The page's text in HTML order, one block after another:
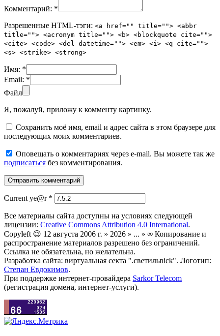
Комментарий: *
Разрешенные HTML-тэги: <a href="" title=""> <abbr
title=""> <acronym title=""> <b> <blockquote cite="">
<cite> <code> <del datetime=""> <em> <i> <q cite="">
<s> <strike> <strong>
Имя: *
Email: *
Файл
Я, пожалуй, приложу к комменту картинку.
Сохранить моё имя, email и адрес сайта в этом браузере для
последующих моих комментариев.
Оповещать о комментариях через e-mail. Вы можете так же
подписаться без комментирования.
Current ye@r *
Все материалы сайта доступны на условиях следующей
лицензии: Creative Commons Attribution 4.0 International.
Copyleft 😉 12 августа 2006 г. » 2026 » ... » ∞ Копирование и
распространение материалов разрешено без ограничений.
Ссылка не обязательна, но желательна.
Разработка сайта: виртуальная секта ".светильnick". Логотип:
Степан Евдокимов.
При поддержке интернет-провайдера Sarkor Telecom
(регистрация домена, интернет-услуги).